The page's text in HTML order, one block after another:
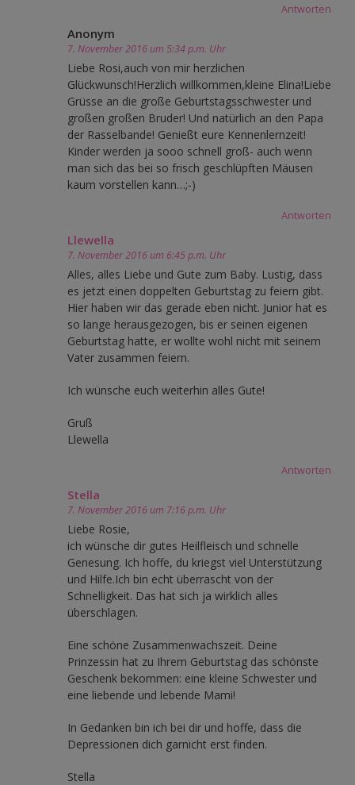
Antworten
Anonym
7. November 2016 um 5:34 p.m. Uhr
Liebe Rosi,auch von mir herzlichen
Glückwunsch!Herzlich willkommen,kleine Elina!Liebe
Grüsse an die große Geburtstagsschwester und
großen großen Bruder! Und natürlich an den Papa
der Rasselbande! Genießt eure Kennenlernzeit!
Kinder werden ja sooo schnell groß- auch wenn
man sich das bei so frisch geschlüpften Mäusen
kaum vorstellen kann…;-)
Antworten
Llewella
7. November 2016 um 6:45 p.m. Uhr
Alles, alles Liebe und Gute zum Baby. Lustig, dass
es jetzt einen doppelten Geburtstag zu feiern gibt.
Hier haben wir das gerade eben nicht. Junior hat es
so lange herausgezogen, bis er seinen eigenen
Geburtstag hatte, er wollte wohl nicht mit seinem
Vater zusammen feiern.
Ich wünsche euch weiterhin alles Gute!
Gruß
Llewella
Antworten
Stella
7. November 2016 um 7:16 p.m. Uhr
Liebe Rosie,
ich wünsche dir gutes Heilfleisch und schnelle
Genesung. Ich hoffe, du kriegst viel Unterstützung
und Hilfe.Ich bin echt überrascht von der
Schnelligkeit. Das hat sich ja wirklich alles
überschlagen.
Eine schöne Zusammenwachszeit. Deine
Prinzessin hat zu Ihrem Geburtstag das schönste
Geschenk bekommen: eine kleine Schwester und
eine liebende und lebende Mami!
In Gedanken bin ich bei dir und hoffe, dass die
Depressionen dich garnicht erst finden.
Stella